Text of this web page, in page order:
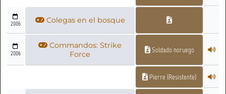
2006 Colegas en el bosque
2006
Commandos: Strike
Force
Soldado noruego
Pierre (Resistente)